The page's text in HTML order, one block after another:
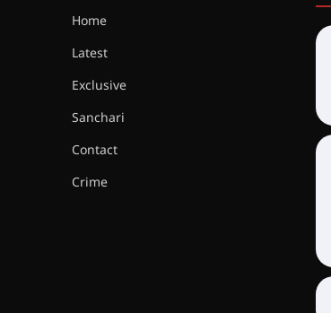
Home
Latest
Exclusive
Sanchari
Contact
Crime